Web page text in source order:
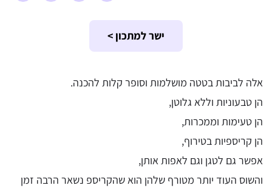
ישר למתכון >
אלה לביבות בטטה מושלמות וסופר קלות להכנה.
הן טבעוניות וללא גלוטן,
הן טעימות וממכרות,
הן קריספיות בטירוף,
אפשר גם לטגן וגם לאפות אותן,
והשוס העוד יותר מטורף שלהן הוא שהקריספ נשאר הרבה זמן